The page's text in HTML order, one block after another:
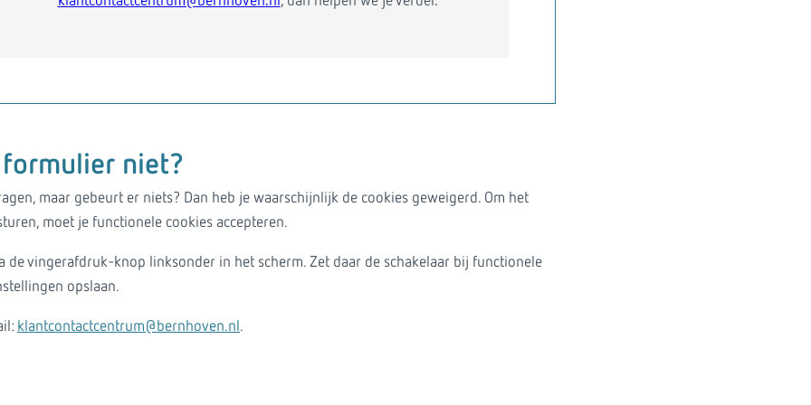
niet?
maar gebeurt er niets? Dan heb je waarschijnlijk de cookies geweigerd. Om het
moet je functionele cookies accepteren.
de vingerafdruk-knop linksonder in het scherm. Zet daar de schakelaar bij functionele
opslaan.
klantcontactcentrum@bernhoven.nl .